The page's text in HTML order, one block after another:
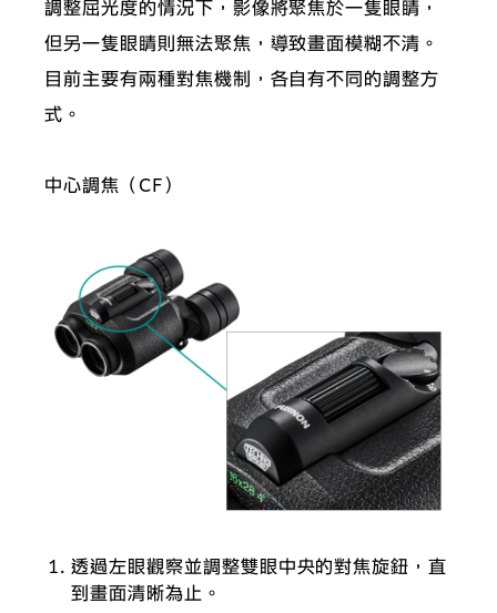
調整屈光度的情況下，影像將聚焦於一隻眼睛，
但另一隻眼睛則無法聚焦，導致畫面模糊不清。
目前主要有兩種對焦機制，各自有不同的調整方
式。
中心調焦（CF）
透過左眼觀察並調整雙眼中央的對焦旋鈕，直
到畫面清晰為止。